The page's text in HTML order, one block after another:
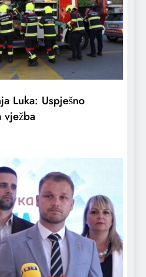
Luka: Uspješno
vježba